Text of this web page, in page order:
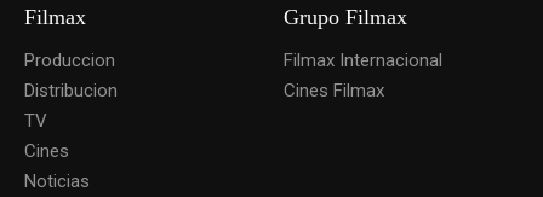
Filmax
Produccion
Distribucion
TV
Cines
Noticias
Grupo Filmax
Filmax Internacional
Cines Filmax